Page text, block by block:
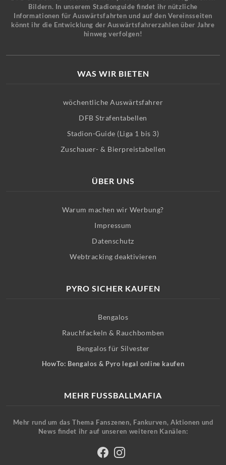
Bildern. In unserem Stadionguide findet ihr nützliche
Informationen für Auswärtsfahrten und auf den Vereinsseiten
könnt ihr die Entwicklung der Auswärtsfahrerzahlen über Jahre
hinweg verfolgen!
WAS WIR BIETEN
wöchentliche Auswärtsfahrer
DFB Strafentabellen
Stadion-Guide (Liga 1 bis 3)
Zuschauer- & Bierpreistabellen
ÜBER UNS
Warum machen wir Werbung?
Impressum
Datenschutz
Webtracking deaktivieren
PYRO SICHER KAUFEN
Bengalos
Rauchfackeln & Rauchbomben
Bengalos für Silvester
HowTo: Bengalos & Pyro legal online kaufen
MEHR FUSSBALLMAFIA
Mehr rund um das Thema Fanszenen, Fankurven, Aktionen und
News findet ihr auf unseren weiteren Kanälen: